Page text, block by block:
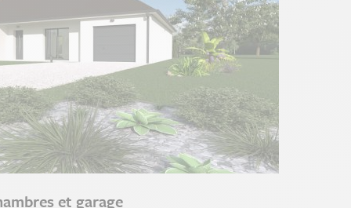
et garage